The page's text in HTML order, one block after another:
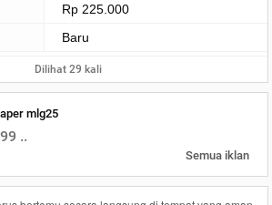
Rp 225.000
Baru
Dilihat 29 kali
mlg25
..
Semua iklan